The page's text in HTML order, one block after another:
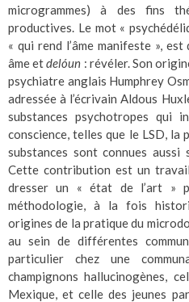
microgrammes) à des fins
productives. Le mot «
« qui rend l’âme manifeste »,
âme etdelóun : révéler. Son
psychiatre anglais Humphrey
adressée à l’écrivain Aldous
substances psychotropes qui
conscience, telles que le LSD, la
substances sont connues aussi
Cette contribution est un
dresser un « état de l’art »
méthodologie, à la fois
origines de la pratique du
au sein de différentes
particulier chez une
champignons hallucinogènes,
Mexique, et celle des jeunes